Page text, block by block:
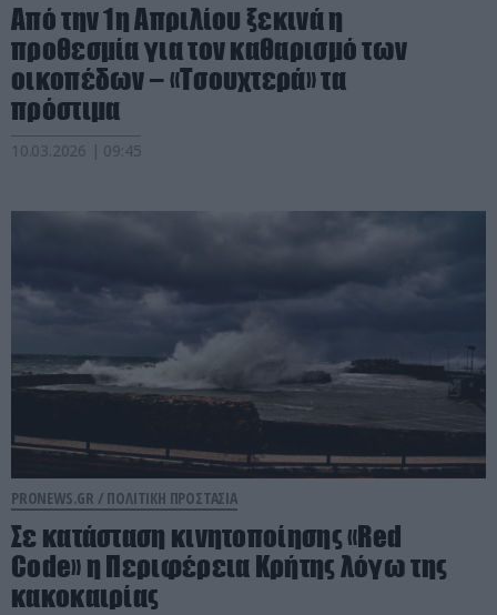
Από την 1η Απριλίου ξεκινά η
προθεσμία για τον καθαρισμό των
οικοπέδων – «Τσουχτερά» τα
πρόστιμα
10.03.2026 | 09:45
PRONEWS.GR / ΠΟΛΙΤΙΚΗ ΠΡΟΣΤΑΣΙΑ
Σε κατάσταση κινητοποίησης «Red
Code» η Περιφέρεια Κρήτης λόγω της
κακοκαιρίας